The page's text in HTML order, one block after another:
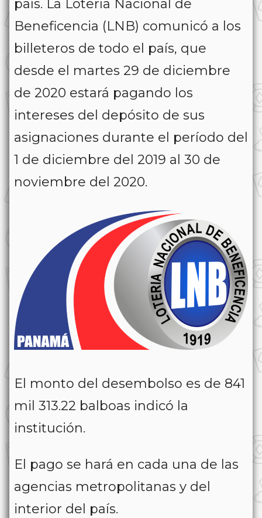
país. La Lotería Nacional de
Beneficencia (LNB) comunicó a los
billeteros de todo el país, que
desde el martes 29 de diciembre
de 2020 estará pagando los
intereses del depósito de sus
asignaciones durante el período del
1 de diciembre del 2019 al 30 de
noviembre del 2020.
El monto del desembolso es de 841
mil 313.22 balboas indicó la
institución.
El pago se hará en cada una de las
agencias metropolitanas y del
interior del país.